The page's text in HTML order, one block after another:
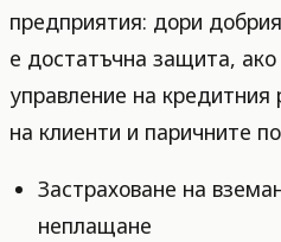
предприятия: дори
е достатъчна защита,
управление на
на клиенти и паричните
Застраховане на
неплащане